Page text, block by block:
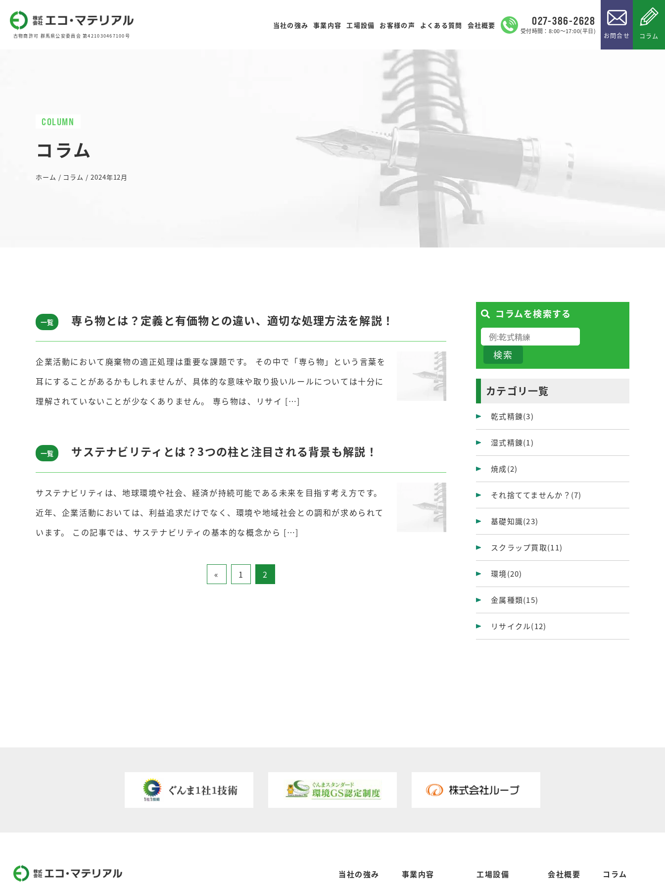
古物商許可 群馬県公安委員会 第421030467100号
当社の強み 事業内容 工場設備 お客様の声 よくある質問 会社概要 027-386-2628
受付時間：8:00～17:00(平日)
お問合せ コラム
COLUMN
コラム
ホーム / コラム / 2024年12月
一覧 専ら物とは？定義と有価物との違い、適切な処理方法を解説！
企業活動において廃棄物の適正処理は重要な課題です。 その中で「専ら物」という言葉を
耳にすることがあるかもしれませんが、具体的な意味や取り扱いルールについては十分に
理解されていないことが少なくありません。 専ら物は、リサイ […]
一覧 サステナビリティとは？3つの柱と注目される背景も解説！
サステナビリティは、地球環境や社会、経済が持続可能である未来を目指す考え方です。
近年、企業活動においては、利益追求だけでなく、環境や地域社会との調和が求められて
います。 この記事では、サステナビリティの基本的な概念から […]
« 1 2
コラムを検索する
カテゴリ一覧
乾式精錬(3)
湿式精錬(1)
焼成(2)
それ捨ててませんか？ (7)
基礎知識(23)
スクラップ買取(11)
環境(20)
金属種類(15)
リサイクル(12)
当社の強み 事業内容 工場設備 会社概要 コラム